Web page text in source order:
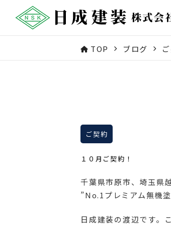
TOP ブログ
ご契約
１０月ご契約！
千葉県市原市、埼玉県
”No.1プレミアム無機
日成建装の渡辺です